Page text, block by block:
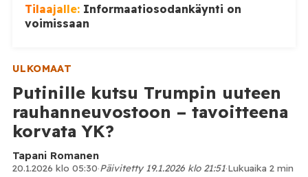
Tilaajalle: Informaatiosodankäynti on
voimissaan
ULKOMAAT
Putinille kutsu Trumpin uuteen
rauhanneuvostoon – tavoitteena
korvata YK?
Tapani Romanen
20.1.2026 klo 05:30·Päivitetty 19.1.2026 klo 21:51·Lukuaika 2 min